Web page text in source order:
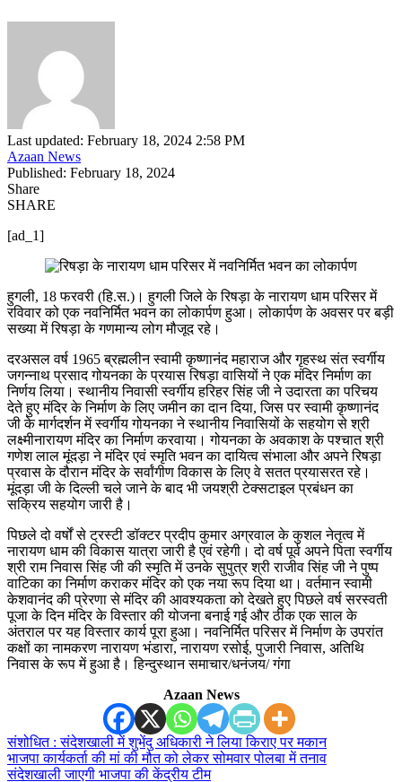
Last updated: February 18, 2024 2:58 PM
Azaan News
Published: February 18, 2024
Share
SHARE
[ad_1]
हुगली, 18 फरवरी (हि.स.)। हुगली जिले के रिषड़ा के नारायण धाम परिसर में
रविवार को एक नवनिर्मित भवन का लोकार्पण हुआ। लोकार्पण के अवसर पर बड़ी
सख्या में रिषड़ा के गणमान्य लोग मौजूद रहे।
दरअसल वर्ष 1965 ब्रह्मलीन स्वामी कृष्णानंद महाराज और गृहस्थ संत स्वर्गीय
जगन्नाथ प्रसाद गोयनका के प्रयास रिषड़ा वासियों ने एक मंदिर निर्माण का
निर्णय लिया। स्थानीय निवासी स्वर्गीय हरिहर सिंह जी ने उदारता का परिचय
देते हुए मंदिर के निर्माण के लिए जमीन का दान दिया, जिस पर स्वामी कृष्णानंद
जी के मार्गदर्शन में स्वर्गीय गोयनका ने स्थानीय निवासियों के सहयोग से श्री
लक्ष्मीनारायण मंदिर का निर्माण करवाया। गोयनका के अवकाश के पश्चात श्री
गणेश लाल मूंदड़ा ने मंदिर एवं स्मृति भवन का दायित्व संभाला और अपने रिषड़ा
प्रवास के दौरान मंदिर के सर्वांगीण विकास के लिए वे सतत प्रयासरत रहे।
मूंदड़ा जी के दिल्ली चले जाने के बाद भी जयश्री टेक्सटाइल प्रबंधन का
सक्रिय सहयोग जारी है।
पिछले दो वर्षों से ट्रस्टी डॉक्टर प्रदीप कुमार अग्रवाल के कुशल नेतृत्व में
नारायण धाम की विकास यात्रा जारी है एवं रहेगी। दो वर्ष पूर्व अपने पिता स्वर्गीय
श्री राम निवास सिंह जी की स्मृति में उनके सुपुत्र श्री राजीव सिंह जी ने पुष्प
वाटिका का निर्माण कराकर मंदिर को एक नया रूप दिया था। वर्तमान स्वामी
केशवानंद की प्रेरणा से मंदिर की आवश्यकता को देखते हुए पिछले वर्ष सरस्वती
पूजा के दिन मंदिर के विस्तार की योजना बनाई गई और ठीक एक साल के
अंतराल पर यह विस्तार कार्य पूरा हुआ। नवनिर्मित परिसर में निर्माण के उपरांत
कक्षों का नामकरण नारायण भंडारा, नारायण रसोई, पुजारी निवास, अतिथि
निवास के रूप में हुआ है। हिन्दुस्थान समाचार/धनंजय/ गंगा
Azaan News
संशोधित : संदेशखाली में शुभेंदु अधिकारी ने लिया किराए पर मकान
भाजपा कार्यकर्ता की मां की मौत को लेकर सोमवार पोलबा में तनाव
संदेशखाली जाएगी भाजपा की केंद्रीय टीम